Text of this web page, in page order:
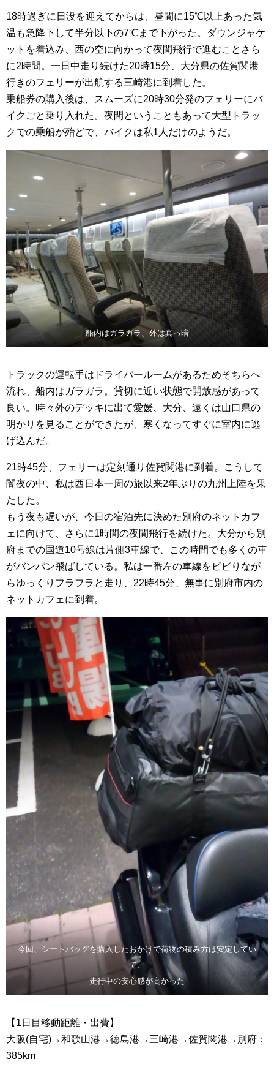
18時過ぎに日没を迎えてからは、昼間に15℃以上あった気
温も急降下して半分以下の7℃まで下がった。ダウンジャケ
ットを着込み、西の空に向かって夜間飛行で進むことさら
に2時間。一日中走り続けた20時15分、大分県の佐賀関港
行きのフェリーが出航する三崎港に到着した。
乗船券の購入後は、スムーズに20時30分発のフェリーにバ
イクごと乗り入れた。夜間ということもあって大型トラッ
クでの乗船が殆どで、バイクは私1人だけのようだ。
船内はガラガラ、外は真っ暗
トラックの運転手はドライバールームがあるためそちらへ
流れ、船内はガラガラ。貸切に近い状態で開放感があって
良い。時々外のデッキに出て愛媛、大分、遠くは山口県の
明かりを見ることができたが、寒くなってすぐに室内に逃
げ込んだ。
21時45分、フェリーは定刻通り佐賀関港に到着。こうして
闇夜の中、私は西日本一周の旅以来2年ぶりの九州上陸を果
たした。
もう夜も遅いが、今日の宿泊先に決めた別府のネットカフ
ェに向けて、さらに1時間の夜間飛行を続けた。大分から別
府までの国道10号線は片側3車線で、この時間でも多くの車
がバンバン飛ばしている。私は一番左の車線をビビりなが
らゆっくりフラフラと走り、22時45分、無事に別府市内の
ネットカフェに到着。
今回、シートバッグを購入したおかげで荷物の積み方は安定してい
て、
走行中の安心感が高かった
【1日目移動距離・出費】
大阪(自宅)→和歌山港→徳島港→三崎港→佐賀関港→別府：
385km